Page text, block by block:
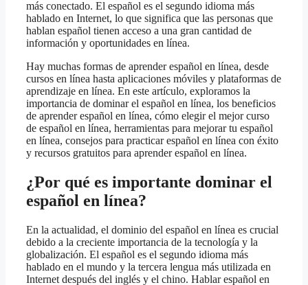
más conectado. El español es el segundo idioma más
hablado en Internet, lo que significa que las personas que
hablan español tienen acceso a una gran cantidad de
información y oportunidades en línea.
Hay muchas formas de aprender español en línea, desde
cursos en línea hasta aplicaciones móviles y plataformas de
aprendizaje en línea. En este artículo, exploramos la
importancia de dominar el español en línea, los beneficios
de aprender español en línea, cómo elegir el mejor curso
de español en línea, herramientas para mejorar tu español
en línea, consejos para practicar español en línea con éxito
y recursos gratuitos para aprender español en línea.
¿Por qué es importante dominar el
español en línea?
En la actualidad, el dominio del español en línea es crucial
debido a la creciente importancia de la tecnología y la
globalización. El español es el segundo idioma más
hablado en el mundo y la tercera lengua más utilizada en
Internet después del inglés y el chino. Hablar español en